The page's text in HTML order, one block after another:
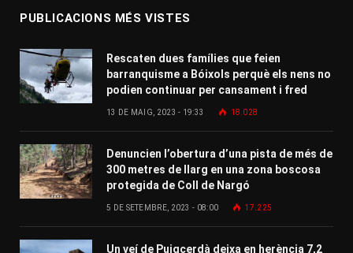
PUBLICACIONS MÉS VISTES
Rescaten dues famílies que feien
barranquisme a Bóixols perquè els nens no
podien continuar per cansament i fred
13 DE MAIG, 2023 - 19:33 18.028
Denuncien l’obertura d’una pista de més de
300 metres de llarg en una zona boscosa
protegida de Coll de Nargó
5 DE SETEMBRE, 2023 - 08:00 17.225
Un veí de Puigcerdà deixa en herència 7,2